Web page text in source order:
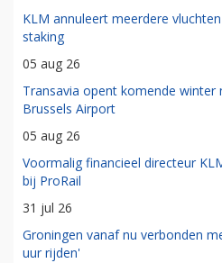
KLM annuleert meerdere
staking
05 aug 26
Transavia opent komende winter
Brussels Airport
05 aug 26
Voormalig financieel directeur
bij ProRail
31 jul 26
Groningen vanaf nu verbonden
uur rijden'